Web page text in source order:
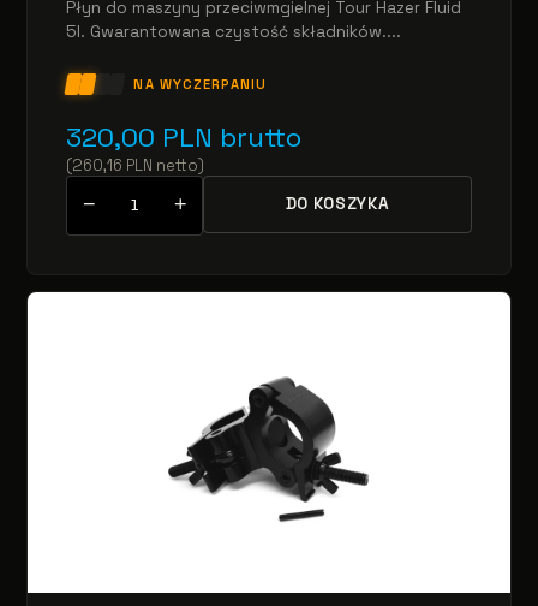
Płyn do maszyny przeciwmgielnej Tour Hazer Fluid
5l. Gwarantowana czystość składników....
NA WYCZERPANIU
320,00 PLN brutto
(260,16 PLN netto)
− + DO KOSZYKA